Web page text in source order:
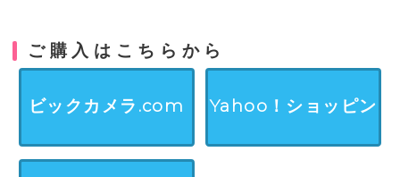
ご購入はこちらから
ビックカメラ.com Yahoo！ショッピン